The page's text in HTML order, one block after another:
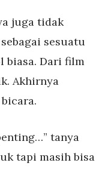
juga tidak
sesuatu
biasa. Dari film
Akhirnya
tanya
tapi masih bisa